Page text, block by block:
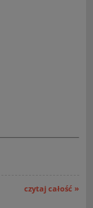
czytaj całość »